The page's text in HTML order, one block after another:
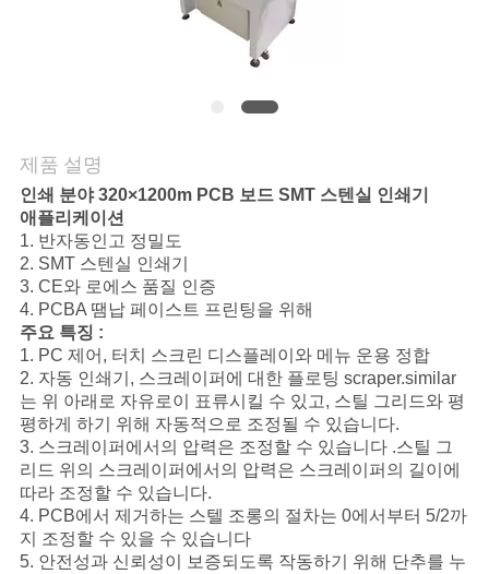
게
연
락
하
십
시
오
뉴
스
제품 설명
인쇄 분야 320×1200m PCB 보드 SMT 스텐실 인쇄기
애플리케이션
1. 반자동인고 정밀도
2. SMT 스텐실 인쇄기
3. CE와 로에스 품질 인증
4. PCBA 땜납 페이스트 프린팅을 위해
주요 특징 :
1. PC 제어, 터치 스크린 디스플레이와 메뉴 운용 정합
2. 자동 인쇄기, 스크레이퍼에 대한 플로팅 scraper.similar
는 위 아래로 자유로이 표류시킬 수 있고, 스틸 그리드와 평
평하게 하기 위해 자동적으로 조정될 수 있습니다.
3. 스크레이퍼에서의 압력은 조정할 수 있습니다 .스틸 그
리드 위의 스크레이퍼에서의 압력은 스크레이퍼의 길이에
따라 조정할 수 있습니다.
4. PCB에서 제거하는 스텔 조롱의 절차는 0에서부터 5/2까
지 조정할 수 있을 수 있습니다
5. 안전성과 신뢰성이 보증되도록 작동하기 위해 단추를 누